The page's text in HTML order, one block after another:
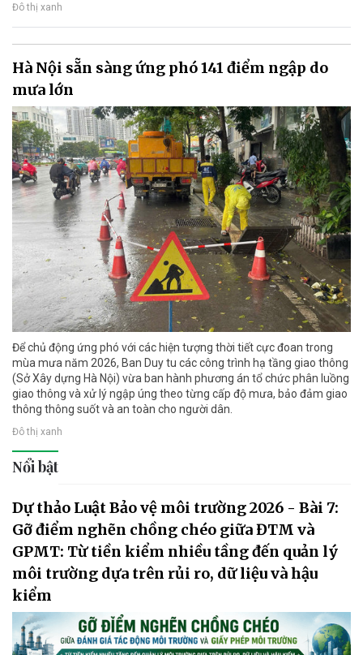
Đô thị xanh
Hà Nội sẵn sàng ứng phó 141 điểm ngập do
mưa lớn
Để chủ động ứng phó với các hiện tượng thời tiết cực đoan trong
mùa mưa năm 2026, Ban Duy tu các công trình hạ tầng giao thông
(Sở Xây dựng Hà Nội) vừa ban hành phương án tổ chức phân luồng
giao thông và xử lý ngập úng theo từng cấp độ mưa, bảo đảm giao
thông thông suốt và an toàn cho người dân.
Đô thị xanh
Nổi bật
Dự thảo Luật Bảo vệ môi trường 2026 - Bài 7:
Gỡ điểm nghẽn chồng chéo giữa ĐTM và
GPMT: Từ tiền kiểm nhiều tầng đến quản lý
môi trường dựa trên rủi ro, dữ liệu và hậu
kiểm